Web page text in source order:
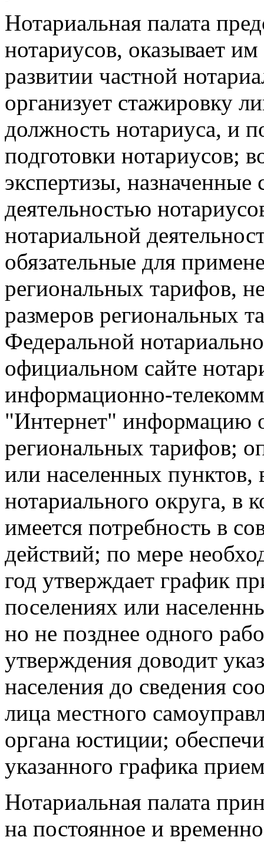
Нотариальная палата
нотариусов, оказывает
развитии частной
организует стажировку
должность нотариуса, и
подготовки нотариусов;
экспертизы,
деятельностью
нотариальной
обязательные для
региональных тарифов,
размеров региональных
Федеральной
официальном сайте
информационно-
"Интернет" информацию
региональных тарифов;
или населенных пунктов,
нотариального округа, в
имеется потребность в
действий; по мере
год утверждает график
поселениях или
но не позднее одного
утверждения доводит
населения до сведения
лица местного
органа юстиции;
указанного графика
Нотариальная палата
на постоянное и